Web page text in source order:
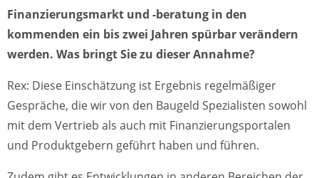
Finanzierungsmarkt und -beratung in den
kommenden ein bis zwei Jahren spürbar verändern
werden. Was bringt Sie zu dieser Annahme?
Rex: Diese Einschätzung ist Ergebnis regelmäßiger
Gespräche, die wir von den Baugeld Spezialisten sowohl
mit dem Vertrieb als auch mit Finanzierungsportalen
und Produktgebern geführt haben und führen.